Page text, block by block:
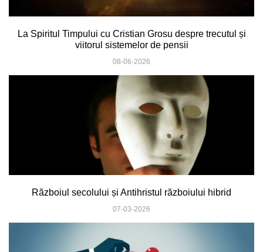
La Spiritul Timpului cu Cristian Grosu despre trecutul și
viitorul sistemelor de pensii
08-06-2026
Războiul secolului și Antihristul războiului hibrid
07-03-2026